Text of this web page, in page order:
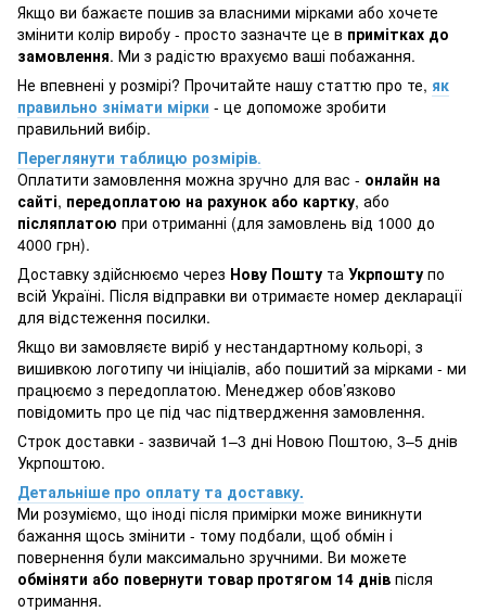
Якщо ви бажаєте пошив за власними мірками або хочете
змінити колір виробу - просто зазначте це в примітках до
замовлення. Ми з радістю врахуємо ваші побажання.
Не впевнені у розмірі? Прочитайте нашу статтю про те, як
правильно знімати мірки - це допоможе зробити
правильний вибір.
Переглянути таблицю розмірів.
Оплатити замовлення можна зручно для вас - онлайн на
сайті, передоплатою на рахунок або картку, або
післяплатою при отриманні (для замовлень від 1000 до
4000 грн).
Доставку здійснюємо через Нову Пошту та Укрпошту по
всій Україні. Після відправки ви отримаєте номер декларації
для відстеження посилки.
Якщо ви замовляєте виріб у нестандартному кольорі, з
вишивкою логотипу чи ініціалів, або пошитий за мірками - ми
працюємо з передоплатою. Менеджер обов’язково
повідомить про це під час підтвердження замовлення.
Строк доставки - зазвичай 1–3 дні Новою Поштою, 3–5 днів
Укрпоштою.
Детальніше про оплату та доставку.
Ми розуміємо, що іноді після примірки може виникнути
бажання щось змінити - тому подбали, щоб обмін і
повернення були максимально зручними. Ви можете
обміняти або повернути товар протягом 14 днів після
отримання.